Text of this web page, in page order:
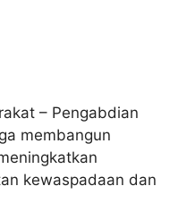
– Pengabdian
membangun
kewaspadaan dan